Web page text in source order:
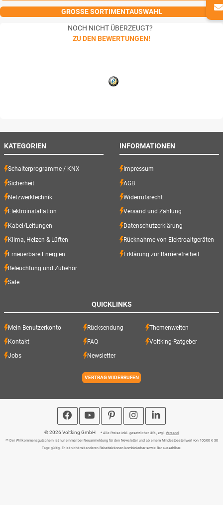
GROSSE SORTIMENTAUSWAHL
NOCH NICHT ÜBERZEUGT?
ZU DEN BEWERTUNGEN!
KATEGORIEN
Schalterprogramme / KNX
Sicherheit
Netzwerktechnik
Elektroinstallation
Kabel/Leitungen
Klima, Heizen & Lüften
Erneuerbare Energien
Beleuchtung und Zubehör
Sale
INFORMATIONEN
Impressum
AGB
Widerrufsrecht
Versand und Zahlung
Datenschutzerklärung
Rücknahme von Elektroaltgeräten
Erklärung zur Barrierefreiheit
QUICKLINKS
Mein Benutzerkonto Rücksendung Themenwelten
Kontakt FAQ Voltking-Ratgeber
Jobs Newsletter
VERTRAG WIDERRUFEN
© 2026 Voltking GmbH * Alle Preise inkl. gesetzlicher USt., zzgl. Versand
** Der Willkommensgutschein ist nur einmal bei Neuanmeldung für den Newsletter und ab einem Mindestbestellwert von 100,00 € 30
Tage gültig. Er ist nicht mit anderen Rabattaktionen kombinierbar sowie Bar auszahlbar.